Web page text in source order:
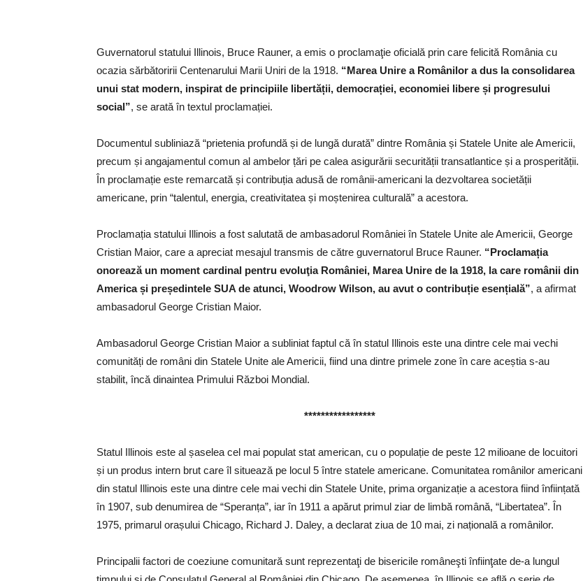
Guvernatorul statului Illinois, Bruce Rauner, a emis o proclamaţie oficială prin care felicită România cu
ocazia sărbătoririi Centenarului Marii Uniri de la 1918. “Marea Unire a Românilor a dus la consolidarea
unui stat modern, inspirat de principiile libertății, democrației, economiei libere și progresului
social”, se arată în textul proclamației.
Documentul subliniază “prietenia profundă și de lungă durată” dintre România și Statele Unite ale Americii,
precum și angajamentul comun al ambelor țări pe calea asigurării securității transatlantice și a prosperității.
În proclamație este remarcată și contribuția adusă de românii-americani la dezvoltarea societății
americane, prin “talentul, energia, creativitatea și moștenirea culturală” a acestora.
Proclamația statului Illinois a fost salutată de ambasadorul României în Statele Unite ale Americii, George
Cristian Maior, care a apreciat mesajul transmis de către guvernatorul Bruce Rauner. “Proclamația
onorează un moment cardinal pentru evoluţia României, Marea Unire de la 1918, la care românii din
America și președintele SUA de atunci, Woodrow Wilson, au avut o contribuție esențială”, a afirmat
ambasadorul George Cristian Maior.
Ambasadorul George Cristian Maior a subliniat faptul că în statul Illinois este una dintre cele mai vechi
comunități de români din Statele Unite ale Americii, fiind una dintre primele zone în care aceștia s-au
stabilit, încă dinaintea Primului Război Mondial.
*****************
Statul Illinois este al șaselea cel mai populat stat american, cu o populație de peste 12 milioane de locuitori
și un produs intern brut care îl situează pe locul 5 între statele americane. Comunitatea românilor americani
din statul Illinois este una dintre cele mai vechi din Statele Unite, prima organizație a acestora fiind înființată
în 1907, sub denumirea de “Speranța”, iar în 1911 a apărut primul ziar de limbă română, “Libertatea”. În
1975, primarul orașului Chicago, Richard J. Daley, a declarat ziua de 10 mai, zi națională a românilor.
Principalii factori de coeziune comunitară sunt reprezentaţi de bisericile româneşti înfiinţate de-a lungul